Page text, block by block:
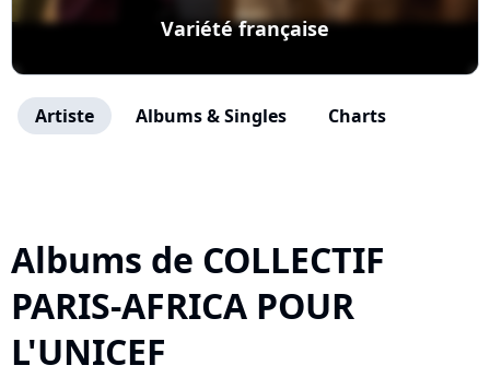
Variété française
Artiste Albums & Singles Charts
Albums de COLLECTIF
PARIS-AFRICA POUR
L'UNICEF